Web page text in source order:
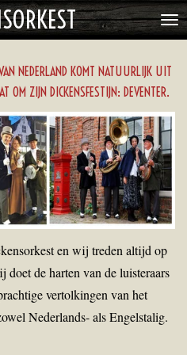
NEDERLAND KOMT NATUURLIJK UIT
OM ZIJN DICKENSFESTIJN: DEVENTER.
en wij treden altijd op
doet de harten van de luisteraars
vertolkingen van het
Nederlands- als Engelstalig.